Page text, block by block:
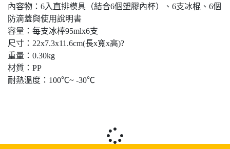
內容物：6入直排模具（結合6個塑膠內杯）、6支冰棍、6個
防滴蓋與使用說明書
容量：每支冰棒95mlx6支
尺寸：22x7.3x11.6cm(長x寬x高)?
重量：0.30kg
材質：PP
耐熱溫度：100℃~ -30℃